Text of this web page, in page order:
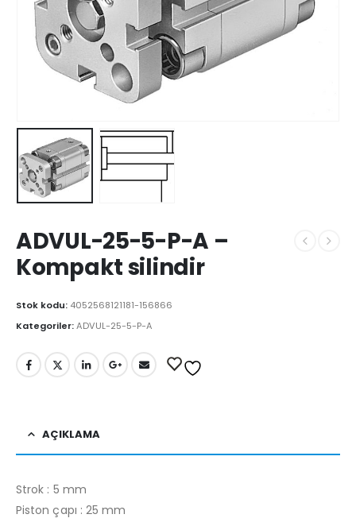
ADVUL-25-5-P-A –
Kompakt silindir
Stok kodu: 4052568121181-156866
Kategoriler:ADVUL-25-5-P-A
AÇIKLAMA
Strok : 5 mm
Piston çapı : 25 mm